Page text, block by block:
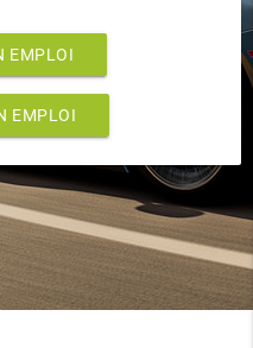
EMPLOI
EMPLOI